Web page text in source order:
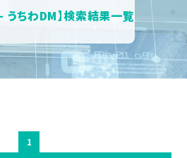
うちわDM】検索結果一覧
1